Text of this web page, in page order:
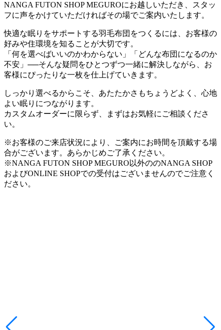
NANGA FUTON SHOP MEGUROにお越しいただき、スタッ
フに声をかけていただければその場でご案内いたします。
快適な眠りをサポートする羽毛布団をつくるには、お客様の
好みや住環境を知ることが大切です。
「何を選べばいいのかわからない」「どんな布団になるのか
不安」──そんな疑問をひとつずつ一緒に解決しながら、お
客様にぴったりな一枚を仕上げていきます。
しっかり選べるからこそ、あたたかさもちょうどよく、心地
よい眠りにつながります。
カスタムオーダーに限らず、まずはお気軽にご相談くださ
い。
※お客様のご来店状況により、ご案内にお時間を頂戴する場
合がございます。あらかじめご了承ください。
※NANGA FUTON SHOP MEGURO以外ののNANGA SHOP
およびONLINE SHOPでの受付はございませんのでご注意く
ださい。